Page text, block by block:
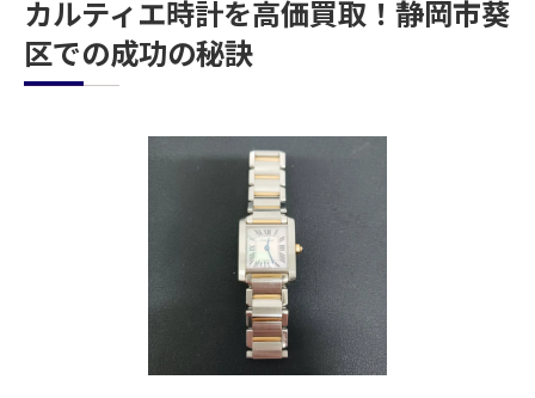
買取におけるリスクとその回避策
買取前に確認！カルティエ時計のブランドとモ
カルティエの象徴的なモデル紹介
ブランドの歴史とその価値
モデルによる価格の違いについて
正規品と模造品の見分け方
購入時期が査定に与える影響
モデルごとのトレンドとその変遷
カルティエ時計を高価買取！静岡市葵
区での成功の秘訣